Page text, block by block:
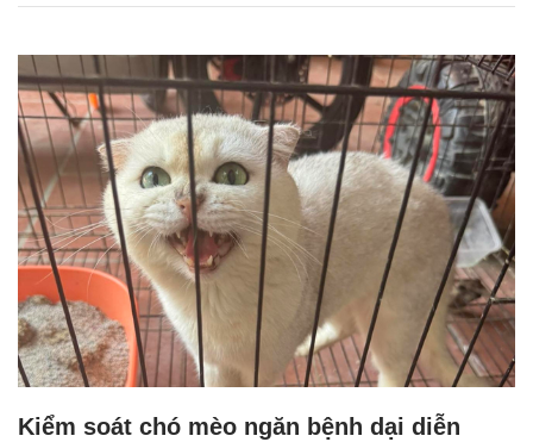
Kiểm soát chó mèo ngăn bệnh dại diễn